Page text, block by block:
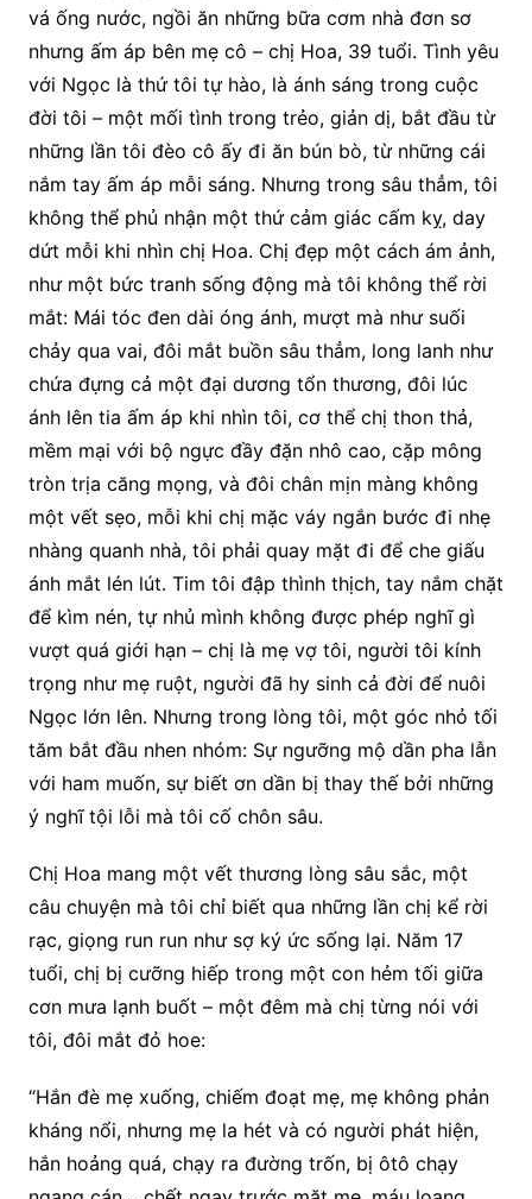
vá ống nước, ngồi ăn những bữa cơm nhà đơn sơ
nhưng ấm áp bên mẹ cô – chị Hoa, 39 tuổi. Tình yêu
với Ngọc là thứ tôi tự hào, là ánh sáng trong cuộc
đời tôi – một mối tình trong trẻo, giản dị, bắt đầu từ
những lần tôi đèo cô ấy đi ăn bún bò, từ những cái
nắm tay ấm áp mỗi sáng. Nhưng trong sâu thẳm, tôi
không thể phủ nhận một thứ cảm giác cấm kỵ, day
dứt mỗi khi nhìn chị Hoa. Chị đẹp một cách ám ảnh,
như một bức tranh sống động mà tôi không thể rời
mắt: Mái tóc đen dài óng ánh, mượt mà như suối
chảy qua vai, đôi mắt buồn sâu thẳm, long lanh như
chứa đựng cả một đại dương tổn thương, đôi lúc
ánh lên tia ấm áp khi nhìn tôi, cơ thể chị thon thả,
mềm mại với bộ ngực đầy đặn nhô cao, cặp mông
tròn trịa căng mọng, và đôi chân mịn màng không
một vết sẹo, mỗi khi chị mặc váy ngắn bước đi nhẹ
nhàng quanh nhà, tôi phải quay mặt đi để che giấu
ánh mắt lén lút. Tim tôi đập thình thịch, tay nắm chặt
để kìm nén, tự nhủ mình không được phép nghĩ gì
vượt quá giới hạn – chị là mẹ vợ tôi, người tôi kính
trọng như mẹ ruột, người đã hy sinh cả đời để nuôi
Ngọc lớn lên. Nhưng trong lòng tôi, một góc nhỏ tối
tăm bắt đầu nhen nhóm: Sự ngưỡng mộ dần pha lẫn
với ham muốn, sự biết ơn dần bị thay thế bởi những
ý nghĩ tội lỗi mà tôi cố chôn sâu.
Chị Hoa mang một vết thương lòng sâu sắc, một
câu chuyện mà tôi chỉ biết qua những lần chị kể rời
rạc, giọng run run như sợ ký ức sống lại. Năm 17
tuổi, chị bị cưỡng hiếp trong một con hẻm tối giữa
cơn mưa lạnh buốt – một đêm mà chị từng nói với
tôi, đôi mắt đỏ hoe:
“Hắn đè mẹ xuống, chiếm đoạt mẹ, mẹ không phản
kháng nổi, nhưng mẹ la hét và có người phát hiện,
hắn hoảng quá, chạy ra đường trốn, bị ôtô chạy